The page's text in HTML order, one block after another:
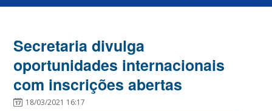
Secretaria divulga
oportunidades internacionais
com inscrições abertas
18/03/2021 16:17